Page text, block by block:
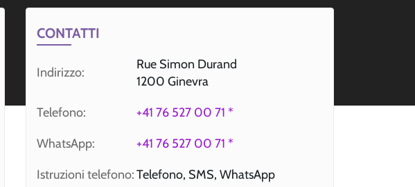
CONTATTI
Indirizzo:
Rue Simon Durand
1200 Ginevra
Telefono: +41 76 527 00 71 *
WhatsApp: +41 76 527 00 71 *
Istruzioni telefono:Telefono, SMS, WhatsApp